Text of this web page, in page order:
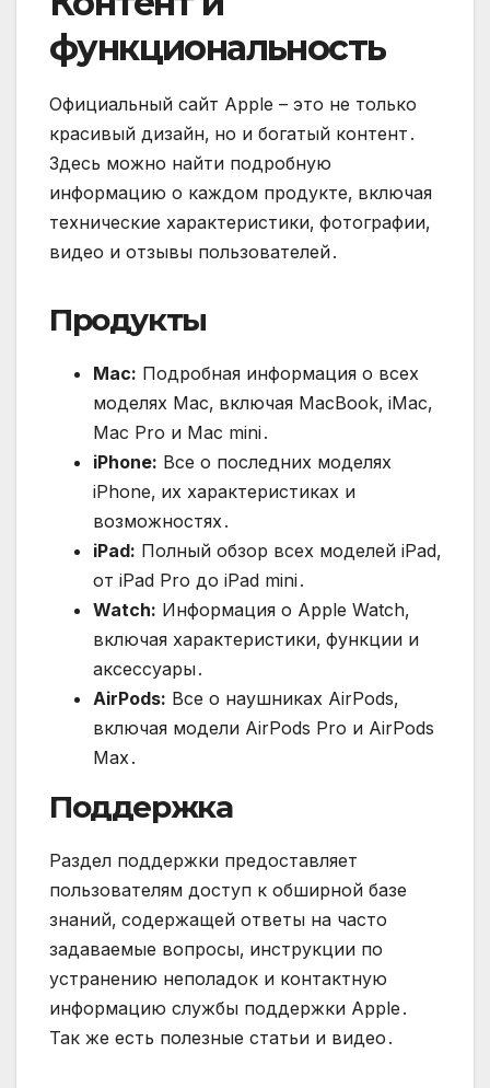
функциональность
Официальный сайт Apple – это не только
красивый дизайн‚ но и богатый контент․
Здесь можно найти подробную
информацию о каждом продукте‚ включая
технические характеристики‚ фотографии‚
видео и отзывы пользователей․
Продукты
Mac: Подробная информация о всех
моделях Mac‚ включая MacBook‚ iMac‚
Mac Pro и Mac mini․
iPhone: Все о последних моделях
iPhone‚ их характеристиках и
возможностях․
iPad: Полный обзор всех моделей iPad‚
от iPad Pro до iPad mini․
Watch: Информация о Apple Watch‚
включая характеристики‚ функции и
аксессуары․
AirPods: Все о наушниках AirPods‚
включая модели AirPods Pro и AirPods
Max․
Поддержка
Раздел поддержки предоставляет
пользователям доступ к обширной базе
знаний‚ содержащей ответы на часто
задаваемые вопросы‚ инструкции по
устранению неполадок и контактную
информацию службы поддержки Apple․
Так же есть полезные статьи и видео․